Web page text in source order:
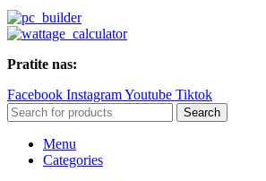
Pratite nas:
Facebook InstagramYoutube Tiktok
Search
Menu
Categories